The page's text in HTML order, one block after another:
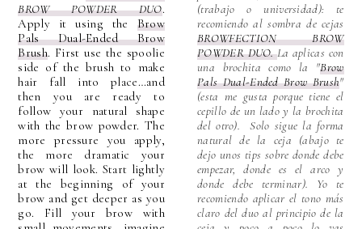
BROW POWDER DUO.
Apply it using the Brow
Pals Dual-Ended Brow
Brush. First use the spoolie
side of the brush to make
hair fall into place…and
then you are ready to
follow your natural shape
with the brow powder. The
more pressure you apply,
the more dramatic your
brow will look. Start lightly
at the beginning of your
brow and get deeper as you
go. Fill your brow with
(trabajo o universidad): te
recomiendo al sombra de cejas
BROWFECTION BROW
POWDER DUO.La aplicas con
una brochita como la "Brow
Pals Dual-Ended Brow Brush"
(esta me gusta porque tiene el
cepillo de un lado y la brochita
del otro). Solo sigue la forma
natural de la ceja (abajo te
dejo unos tips sobre donde debe
empezar, donde es el arco y
donde debe terminar). Yo te
recomiendo aplicar el tono más
claro del duo al principio de la